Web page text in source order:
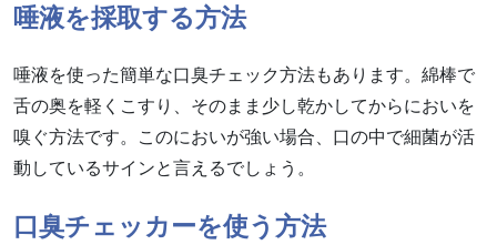
唾液を採取する方法
唾液を使った簡単な口臭チェック方法もあります。綿棒で
舌の奥を軽くこすり、そのまま少し乾かしてからにおいを
嗅ぐ方法です。このにおいが強い場合、口の中で細菌が活
動しているサインと言えるでしょう。
口臭チェッカーを使う方法